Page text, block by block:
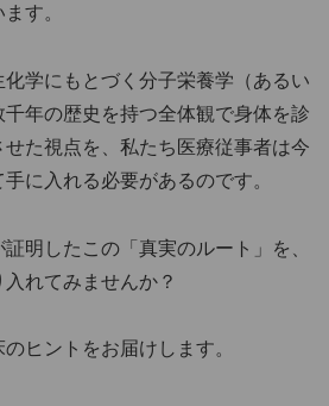
す。
学にもとづく分子栄養学（あるい
年の歴史を持つ全体観で身体を診
た視点を、私たち医療従事者は今
に入れる必要があるのです。
明したこの「真実のルート」を、
れてみませんか？
ヒントをお届けします。